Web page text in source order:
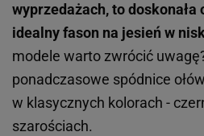
wyprzedażach, to doskonała
idealny fason na jesień w
modele warto zwrócić
ponadczasowe spódnice
w klasycznych kolorach -
szarościach.